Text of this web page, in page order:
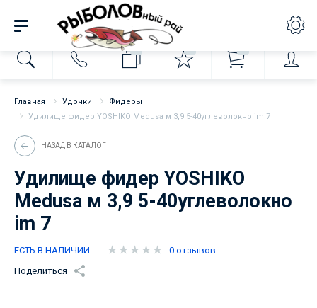
Главная Удочки
Фидеры
Удилище фидер YOSHIKO Medusa м 3,9 5-40углеволокно im 7
НАЗАД В КАТАЛОГ
Удилище фидер YOSHIKO
Medusa м 3,9 5-40углеволокно
im 7
ЕСТЬ В НАЛИЧИИ
0 отзывов
Поделиться